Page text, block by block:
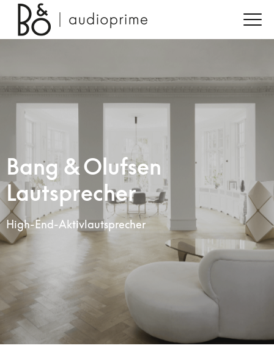
Bang & Olufsen
Lautsprecher
High-End-Aktivlautsprecher